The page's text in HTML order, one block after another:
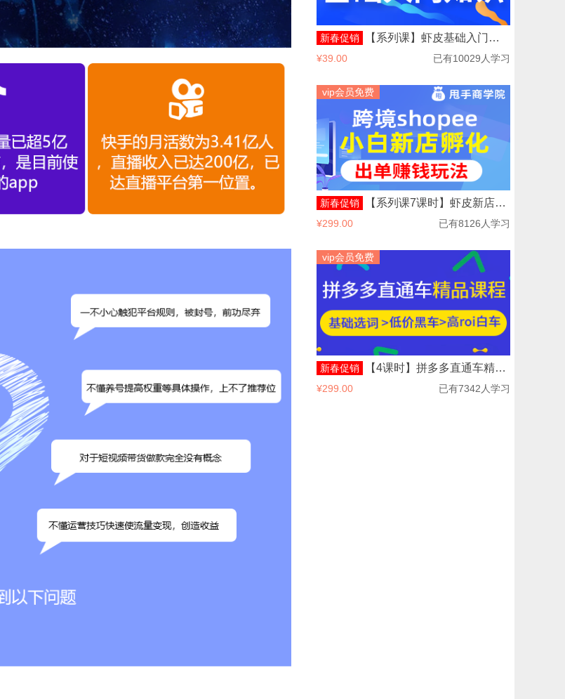
新春促销 【系列课】虾皮基础入门详解
¥39.00 已有10029人学习
vip会员免费
新春促销 【系列课7课时】虾皮新店孵化出单赚钱玩法
¥299.00 已有8126人学习
vip会员免费
新春促销 【4课时】拼多多直通车精品课程
¥299.00 已有7342人学习